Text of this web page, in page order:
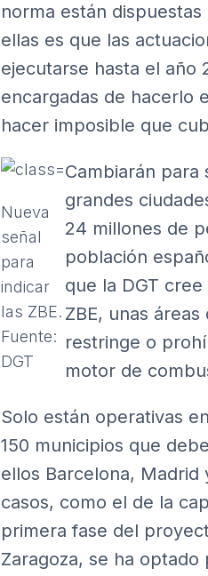
norma están
ellas es que las
ejecutarse hasta el año
encargadas de hacerlo
hacer imposible que
Nueva
señal
para
indicar
las ZBE.
Fuente:
DGT
Cambiarán
grandes
24 millones de
población
que la DGT
ZBE, unas
restringe o
motor de
Solo están operativas
150 municipios que
ellos Barcelona, Madrid
casos, como el de la
primera fase del
Zaragoza, se ha